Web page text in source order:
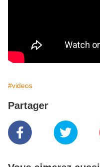
#videos
Partager